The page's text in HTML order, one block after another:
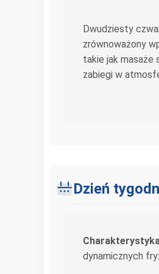
Dwudziesty
zrównoważony
takie jak masaże
zabiegi w
Dzień
dynamicznych